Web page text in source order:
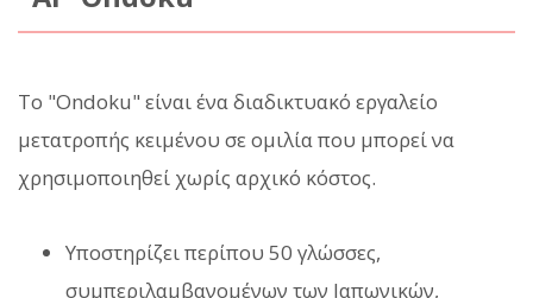
Το "Ondoku" είναι ένα διαδικτυακό εργαλείο
μετατροπής κειμένου σε ομιλία που μπορεί να
χρησιμοποιηθεί χωρίς αρχικό κόστος.
Υποστηρίζει περίπου 50 γλώσσες,
συμπεριλαμβανομένων των Ιαπωνικών,